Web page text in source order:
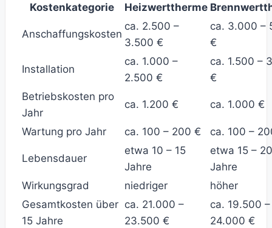
Kostenkategorie Heizwerttherme
Anschaffungskosten
ca. 2.500 –
3.500 €
ca. 3.000 –
€
Installation
ca. 1.000 –
2.500 €
ca. 1.500 –
€
Betriebskosten pro
Jahr
ca. 1.200 € ca. 1.000 €
Wartung pro Jahr ca. 100 – 200 € ca. 100 –
Lebensdauer
etwa 10 – 15
Jahre
etwa 15 – 20
Jahre
Wirkungsgrad
niedriger
höher
Gesamtkosten über
15 Jahre
ca. 21.000 –
23.500 €
ca. 19.500 –
24.000 €